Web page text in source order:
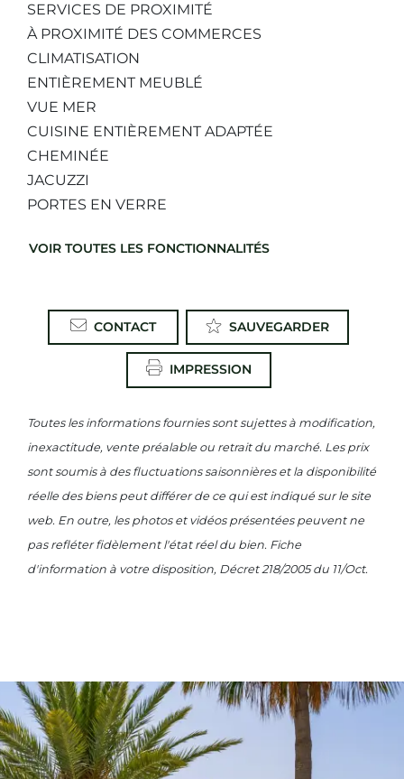
SERVICES DE PROXIMITÉ
À PROXIMITÉ DES COMMERCES
CLIMATISATION
ENTIÈREMENT MEUBLÉ
VUE MER
CUISINE ENTIÈREMENT ADAPTÉE
CHEMINÉE
JACUZZI
PORTES EN VERRE
VOIR TOUTES LES FONCTIONNALITÉS
CONTACT SAUVEGARDER
IMPRESSION
Toutes les informations fournies sont sujettes à modification,
inexactitude, vente préalable ou retrait du marché. Les prix
sont soumis à des fluctuations saisonnières et la disponibilité
réelle des biens peut différer de ce qui est indiqué sur le site
web. En outre, les photos et vidéos présentées peuvent ne
pas refléter fidèlement l'état réel du bien. Fiche
d'information à votre disposition, Décret 218/2005 du 11/Oct.